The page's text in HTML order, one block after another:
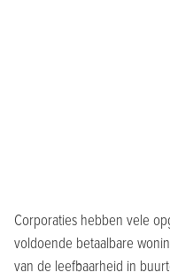
Corporaties hebben vele
voldoende betaalbare
van de leefbaarheid in